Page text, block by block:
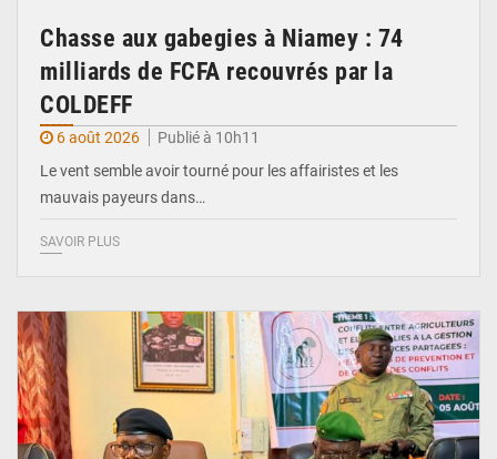
Chasse aux gabegies à Niamey : 74
milliards de FCFA recouvrés par la
COLDEFF
6 août 2026
Publié à 10h11
Le vent semble avoir tourné pour les affairistes et les
mauvais payeurs dans…
SAVOIR PLUS